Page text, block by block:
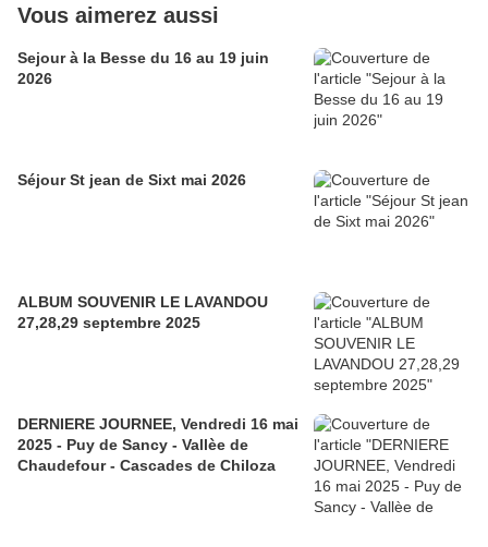
Vous aimerez aussi
Sejour à la Besse du 16 au 19 juin
2026
Séjour St jean de Sixt mai 2026
ALBUM SOUVENIR LE LAVANDOU
27,28,29 septembre 2025
DERNIERE JOURNEE, Vendredi 16 mai
2025 - Puy de Sancy - Vallèe de
Chaudefour - Cascades de Chiloza